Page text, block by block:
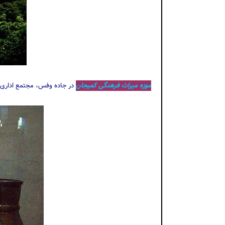
موزه میراث فرهنگی کمیجاندر جاده‌ وفس، مجتمع